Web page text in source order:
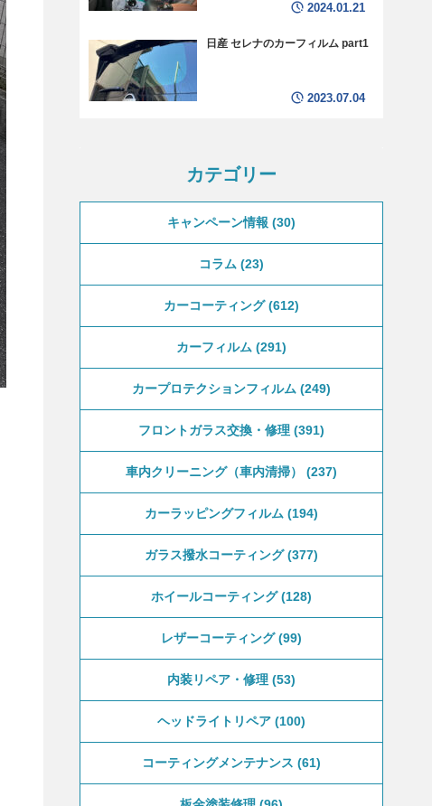
2024.01.21
日産 セレナのカーフィルム part1
2023.07.04
カテゴリー
キャンペーン情報 30
コラム 23
カーコーティング 612
カーフィルム 291
カープロテクションフィルム 249
フロントガラス交換・修理 391
車内クリーニング（車内清掃） 237
カーラッピングフィルム 194
ガラス撥水コーティング 377
ホイールコーティング 128
レザーコーティング 99
内装リペア・修理 53
ヘッドライトリペア 100
コーティングメンテナンス 61